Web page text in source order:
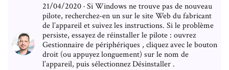
21/04/2020 · Si Windows ne trouve pas de nouveau
pilote, recherchez-en un sur le site Web du fabricant
de l’appareil et suivez les instructions. Si le problème
persiste, essayez de réinstaller le pilote : ouvrez
Gestionnaire de périphériques , cliquez avec le bouton
droit (ou appuyez longuement) sur le nom de
l’appareil, puis sélectionnez Désinstaller .